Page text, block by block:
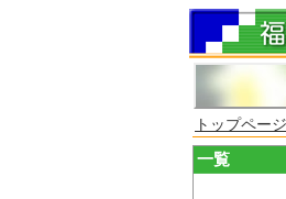
トップページ
一覧